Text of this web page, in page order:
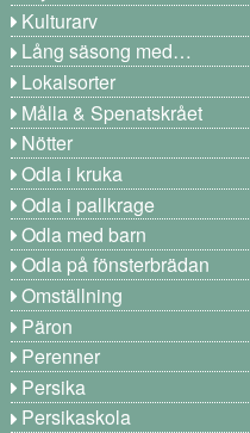
Kulturarv
Lång säsong med…
Lokalsorter
Målla & Spenatskrået
Nötter
Odla i kruka
Odla i pallkrage
Odla med barn
Odla på fönsterbrädan
Omställning
Päron
Perenner
Persika
Persikaskola